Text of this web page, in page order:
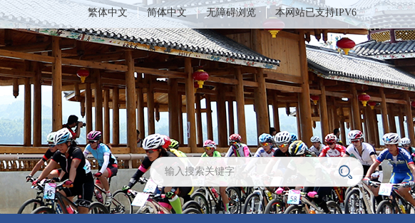
繁体中文 简体中文 无障碍浏览 本网站已支持IPV6